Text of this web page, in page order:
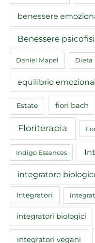
benessere
Benessere
Daniel Mapel Dieta
equilibrio
Estate fiori bach
Floriterapia
Indigo Essences
integratore
Integratori
integratori biologici
integratori vegani